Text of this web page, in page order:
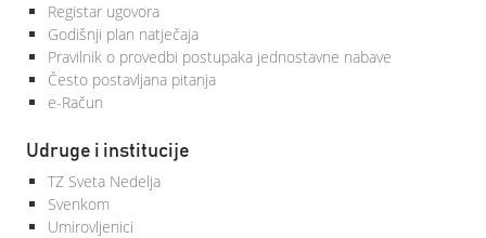
Registar ugovora
Godišnji plan natječaja
Pravilnik o provedbi postupaka jednostavne nabave
Često postavljana pitanja
e-Račun
Udruge i institucije
TZ Sveta Nedelja
Svenkom
Umirovljenici